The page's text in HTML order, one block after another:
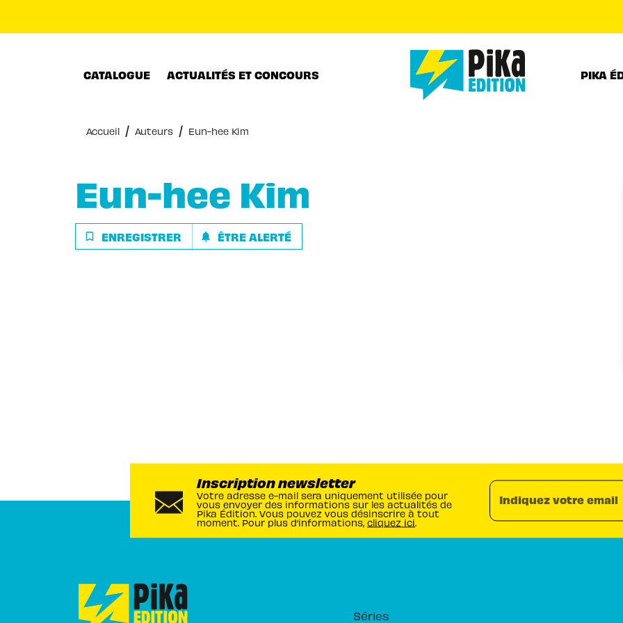
CATALOGUE ACTUALITÉS ET CONCOURS PIKA
Accueil / Auteurs / Eun-hee Kim
Eun-hee Kim
bookmark_border ENREGISTRER notifications ÊTRE ALERTÉ
Inscription newsletter
Votre adresse e-mail sera uniquement utilisée pour
vous envoyer des informations sur les actualités de
Pika Édition. Vous pouvez vous désinscrire à tout
moment. Pour plus d’informations, cliquez ici.
Indiquez votre email
Séries